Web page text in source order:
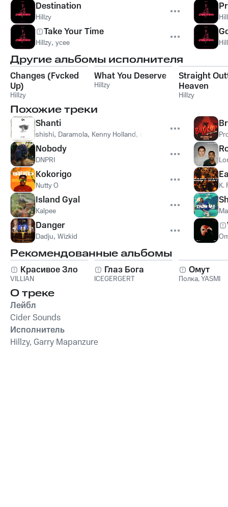
Destination
Hillzy
Take Your Time
Hillzy, ycee
Другие альбомы исполнителя
Changes (Fvcked
Up)
Hillzy
What You Deserve
Hillzy
Straight
Heaven
Hillzy
Похожие треки
Shanti
shishi, Daramola, Kenny Holland, david meli
Nobody
DNPRI
Kokorigo
Nutty O
Island Gyal
Kalpee
Danger
Dadju, Wizkid
K.
Рекомендованные альбомы
Красивое Зло
VILLIAN
Глаз Бога
ICEGERGERT
Омут
Полка,YASMI
О треке
Лейбл
Cider Sounds
Исполнитель
Hillzy, Garry Mapanzure